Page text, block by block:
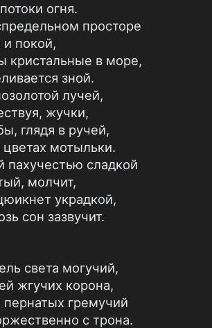
огня.
просторе
покой,
кристальные в море,
зной.
лучей,
жучки,
глядя в ручей,
мотыльки.
пахучестью сладкой
молчит,
украдкой,
сон зазвучит.
света могучий,
жгучих корона,
гремучий
с трона.